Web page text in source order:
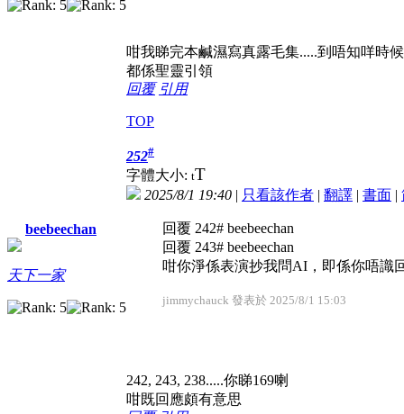
咁我睇完本鹹濕寫真露毛集.....到唔知咩時
都係聖靈引領
回覆 引用
TOP
beebeechan
天下一家
252#
字體大小: tT
2025/8/1 19:40 | 只看該作者 | 翻譯 | 書面 |
回覆 242# beebeechan
回覆 243# beebeechan
咁你淨係表演抄我問AI，即係你唔識
jimmychauck 發表於 2025/8/1 15:03
242, 243, 238.....你睇169喇
咁既回應頗有意思